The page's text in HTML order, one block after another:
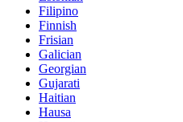
Filipino
Finnish
Frisian
Galician
Georgian
Gujarati
Haitian
Hausa